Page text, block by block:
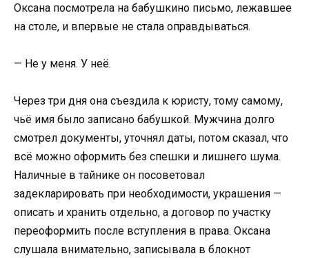
Оксана посмотрела на бабушкино письмо, лежавшее
на столе, и впервые не стала оправдываться.
— Не у меня. У неё.
Через три дня она съездила к юристу, тому самому,
чьё имя было записано бабушкой. Мужчина долго
смотрел документы, уточнял даты, потом сказал, что
всё можно оформить без спешки и лишнего шума.
Наличные в тайнике он посоветовал
задекларировать при необходимости, украшения —
описать и хранить отдельно, а договор по участку
переоформить после вступления в права. Оксана
слушала внимательно, записывала в блокнот